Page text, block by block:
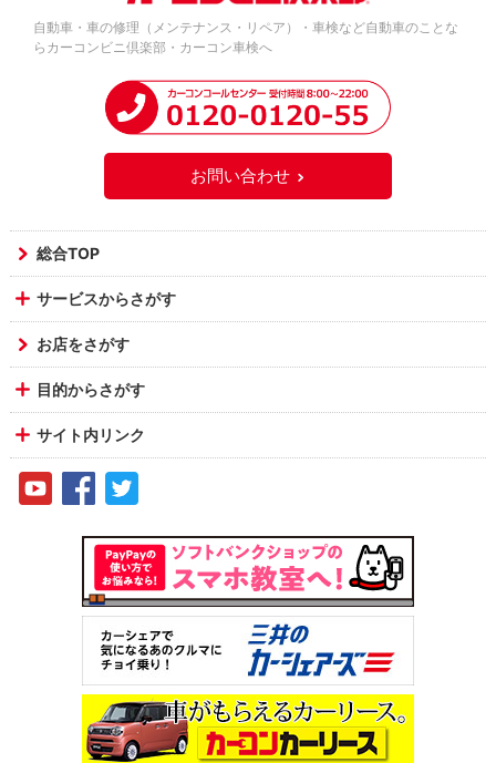
自動車・車の修理（メンテナンス・リペア）・車検など自動車のことな
らカーコンビニ倶楽部・カーコン車検へ
お問い合わせ
総合TOP
サービスからさがす
お店をさがす
目的からさがす
サイト内リンク